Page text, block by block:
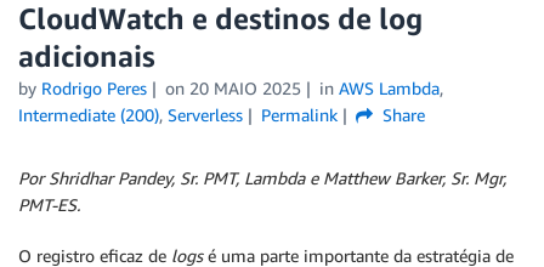
CloudWatch e destinos de log
adicionais
by Rodrigo Peres on 20 MAIO 2025 in AWS Lambda,
Intermediate (200), Serverless Permalink Share
Por Shridhar Pandey, Sr. PMT, Lambda e Matthew Barker, Sr. Mgr,
PMT-ES.
O registro eficaz de logsé uma parte importante da estratégia de